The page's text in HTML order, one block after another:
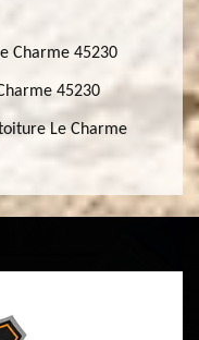
Charme 45230
45230
Le Charme